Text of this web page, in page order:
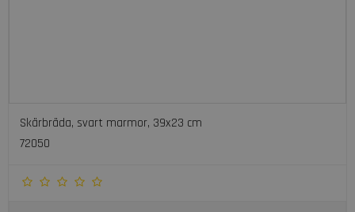
Skärbräda, svart marmor, 39x23 cm
72050